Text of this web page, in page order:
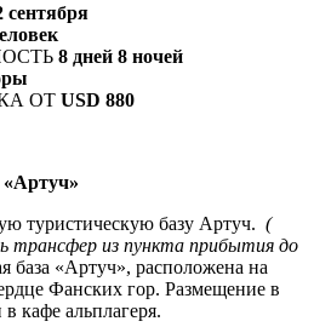
сентября
8 дней 8 ночей
ОТ USD 880
туристическую базу Артуч. (
трансфер из пункта прибытия до
база «Артуч», расположена на
Фанских гор. Размещение в
кафе альплагеря.